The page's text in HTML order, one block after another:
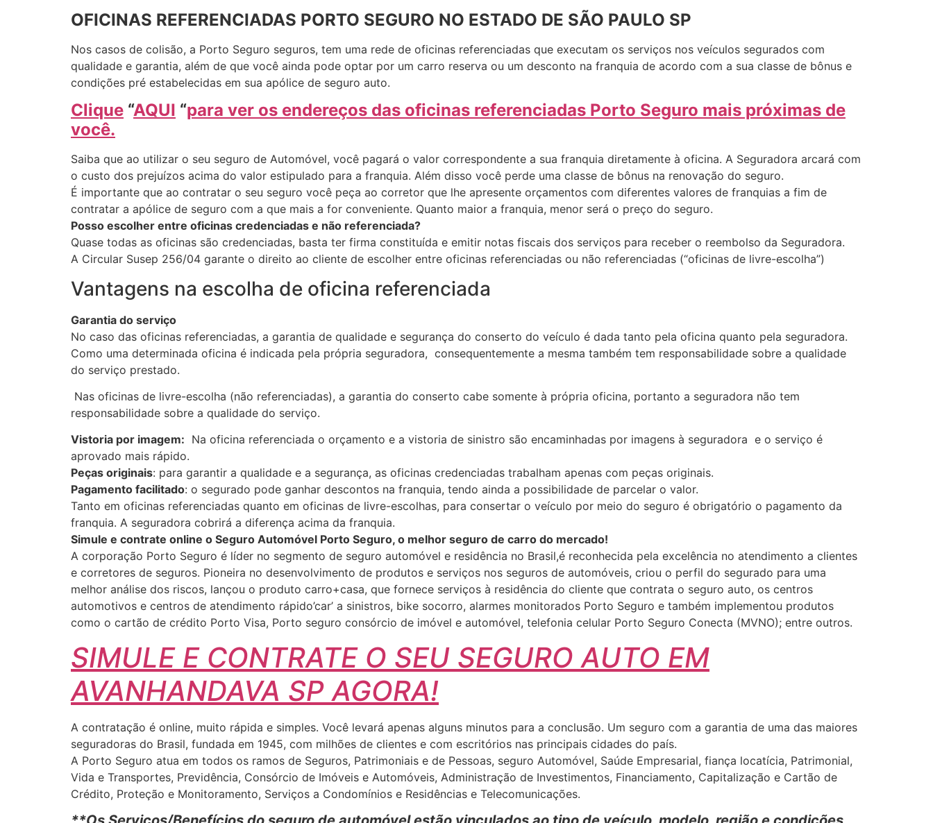
OFICINAS REFERENCIADAS PORTO SEGURO NO ESTADO DE SÃO PAULO SP
Nos casos de colisão, a Porto Seguro seguros, tem uma rede de oficinas referenciadas que executam os serviços nos veículos segurados com
qualidade e garantia, além de que você ainda pode optar por um carro reserva ou um desconto na franquia de acordo com a sua classe de bônus e
condições pré estabelecidas em sua apólice de seguro auto.
Clique “AQUI “para ver os endereços das oficinas referenciadas Porto Seguro mais próximas de
você.
Saiba que ao utilizar o seu seguro de Automóvel, você pagará o valor correspondente a sua franquia diretamente à oficina. A Seguradora arcará com
o custo dos prejuízos acima do valor estipulado para a franquia. Além disso você perde uma classe de bônus na renovação do seguro.
É importante que ao contratar o seu seguro você peça ao corretor que lhe apresente orçamentos com diferentes valores de franquias a fim de
contratar a apólice de seguro com a que mais a for conveniente. Quanto maior a franquia, menor será o preço do seguro.
Posso escolher entre oficinas credenciadas e não referenciada?
Quase todas as oficinas são credenciadas, basta ter firma constituída e emitir notas fiscais dos serviços para receber o reembolso da Seguradora.
A Circular Susep 256/04 garante o direito ao cliente de escolher entre oficinas referenciadas ou não referenciadas (“oficinas de livre-escolha”)
Vantagens na escolha de oficina referenciada
Garantia do serviço
No caso das oficinas referenciadas, a garantia de qualidade e segurança do conserto do veículo é dada tanto pela oficina quanto pela seguradora.
Como uma determinada oficina é indicada pela própria seguradora, consequentemente a mesma também tem responsabilidade sobre a qualidade
do serviço prestado.
Nas oficinas de livre-escolha (não referenciadas), a garantia do conserto cabe somente à própria oficina, portanto a seguradora não tem
responsabilidade sobre a qualidade do serviço.
Vistoria por imagem: Na oficina referenciada o orçamento e a vistoria de sinistro são encaminhadas por imagens à seguradora e o serviço é
aprovado mais rápido.
Peças originais: para garantir a qualidade e a segurança, as oficinas credenciadas trabalham apenas com peças originais.
Pagamento facilitado: o segurado pode ganhar descontos na franquia, tendo ainda a possibilidade de parcelar o valor.
Tanto em oficinas referenciadas quanto em oficinas de livre-escolhas, para consertar o veículo por meio do seguro é obrigatório o pagamento da
franquia. A seguradora cobrirá a diferença acima da franquia.
Simule e contrate online o Seguro Automóvel Porto Seguro, o melhor seguro de carro do mercado!
A corporação Porto Seguro é líder no segmento de seguro automóvel e residência no Brasil,é reconhecida pela excelência no atendimento a clientes
e corretores de seguros. Pioneira no desenvolvimento de produtos e serviços nos seguros de automóveis, criou o perfil do segurado para uma
melhor análise dos riscos, lançou o produto carro+casa, que fornece serviços à residência do cliente que contrata o seguro auto, os centros
automotivos e centros de atendimento rápido’car’ a sinistros, bike socorro, alarmes monitorados Porto Seguro e também implementou produtos
como o cartão de crédito Porto Visa, Porto seguro consórcio de imóvel e automóvel, telefonia celular Porto Seguro Conecta (MVNO); entre outros.
SIMULE E CONTRATE O SEU SEGURO AUTO EM
AVANHANDAVA SP AGORA!
A contratação é online, muito rápida e simples. Você levará apenas alguns minutos para a conclusão. Um seguro com a garantia de uma das maiores
seguradoras do Brasil, fundada em 1945, com milhões de clientes e com escritórios nas principais cidades do país.
A Porto Seguro atua em todos os ramos de Seguros, Patrimoniais e de Pessoas, seguro Automóvel, Saúde Empresarial, fiança locatícia, Patrimonial,
Vida e Transportes, Previdência, Consórcio de Imóveis e Automóveis, Administração de Investimentos, Financiamento, Capitalização e Cartão de
Crédito, Proteção e Monitoramento, Serviços a Condomínios e Residências e Telecomunicações.